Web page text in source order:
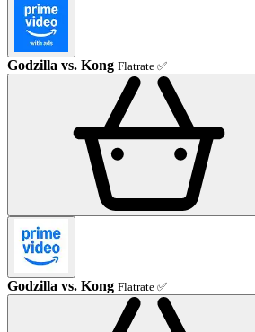
Godzilla vs. Kong Flatrate ✅
Godzilla vs. Kong Flatrate ✅